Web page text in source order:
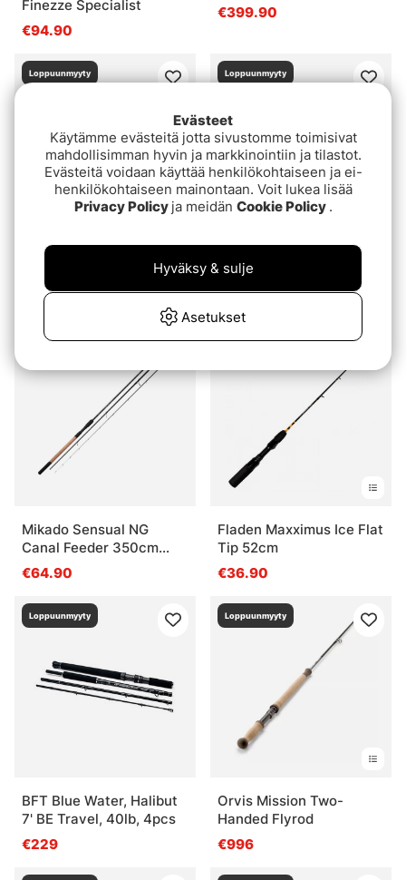
Finezze Specialist
€94.90
€399.90
Loppuunmyyty
Arvio:
4.5 5:sta tähdestä
€3.40
Superdeal
Loppuunmyyty
Daiwa Steez AGS Bait
7'2'' 5-27g Hurricane
Loppuunmyyty
Mikado Sensual NG
Canal Feeder 350cm
-70g (3+2pcs)
€64.90
Loppuunmyyty
Fladen Maxximus Ice Flat
Tip 52cm
€36.90
Loppuunmyyty
BFT Blue Water, Halibut
7' BE Travel, 40lb, 4pcs
€229
Loppuunmyyty
Orvis Mission Two-
Handed Flyrod
€996
Evästeet
Käytämme evästeitä jotta sivustomme toimisivat
mahdollisimman hyvin ja markkinointiin ja tilastot.
Evästeitä voidaan käyttää henkilökohtaiseen ja ei-
henkilökohtaiseen mainontaan. Voit lukea lisää
Privacy Policy ja meidän Cookie Policy .
Asetukset
Hyväksy & sulje